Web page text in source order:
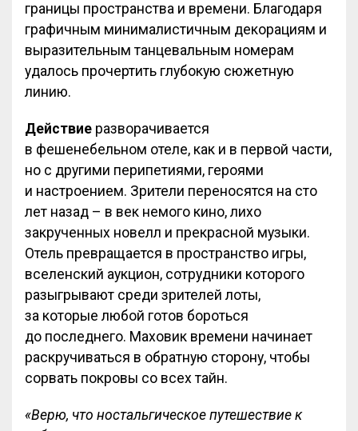
границы пространства и времени. Благодаря
графичным минималистичным декорациям и
выразительным танцевальным номерам
удалось прочертить глубокую сюжетную
линию.
Действие разворачивается
в фешенебельном отеле, как и в первой части,
но с другими перипетиями, героями
и настроением. Зрители переносятся на сто
лет назад – в век немого кино, лихо
закрученных новелл и прекрасной музыки.
Отель превращается в пространство игры,
вселенский аукцион, сотрудники которого
разыгрывают среди зрителей лоты,
за которые любой готов бороться
до последнего. Маховик времени начинает
раскручиваться в обратную сторону, чтобы
сорвать покровы со всех тайн.
«Верю, что ностальгическое путешествие к